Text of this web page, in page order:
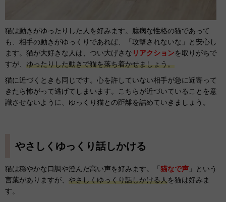
猫は動きがゆったりした人を好みます。臆病な性格の猫であって
も、相手の動きがゆっくりであれば、「攻撃されないな」と安心し
ます。猫が大好きな人は、つい大げさな リアクションを取りがちで
すが、 ゆったりした動きで猫を落ち着かせましょう。
猫に近づくときも同じです。心を許していない相手が急に近寄って
きたら怖がって逃げてしまいます。こちらが近づいていることを意
識させないように、ゆっくり猫との距離を詰めていきましょう。
やさしくゆっくり話しかける
猫は穏やかな口調や澄んだ高い声を好みます。「 猫なで声 」という
言葉がありますが、 やさしくゆっくり話しかける人を猫は好みま
す。